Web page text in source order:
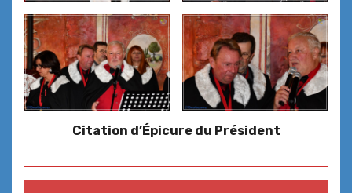
Citation d’Épicure du Président